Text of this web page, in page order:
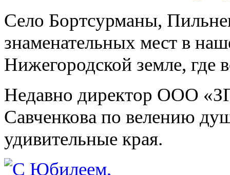
Село Бортсурманы,
знаменательных мест в
Нижегородской земле, где
Недавно директор ООО
Савченкова по велению
удивительные края.